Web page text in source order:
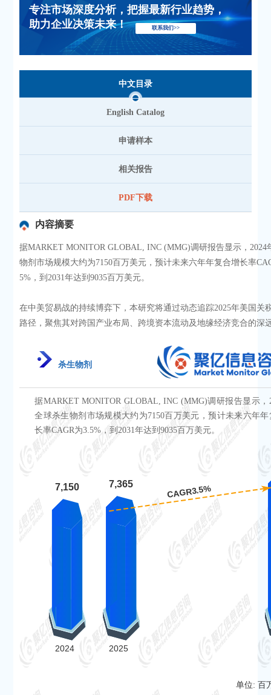
专注市场深度分析，把握最新行业趋势，
助力企业决策未来！
联系我们>>
中文目录
English Catalog
申请样本
相关报告
PDF下载
内容摘要
据MARKET MONITOR GLOBAL, INC (MMG)调研报告显示，2024
物剂市场规模大约为7150百万美元，预计未来六年年复合增长率
5%，到2031年达到9035百万美元。
在中美贸易战的持续博弈下，本研究将通过动态追踪2025年美国关
路径，聚焦其对跨国产业布局、跨境资本流动及地缘经济竞合的深
杀生物剂
据MARKET MONITOR GLOBAL, INC (MMG)调研报告显示，
全球杀生物剂市场规模大约为7150百万美元，预计未来六年年
长率CAGR为3.5%，到2031年达到9035百万美元。
单位: 百